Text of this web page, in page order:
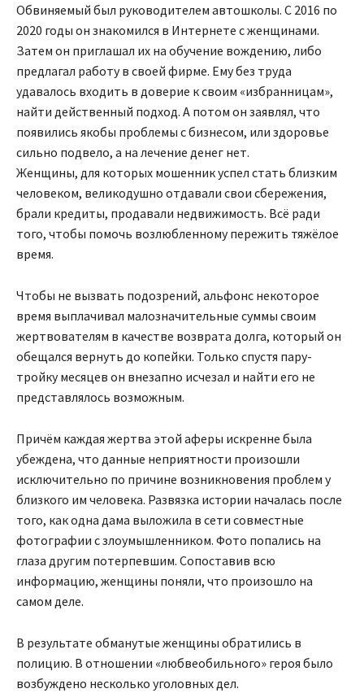
Обвиняемый был руководителем автошколы. С 2016 по
2020 годы он знакомился в Интернете с женщинами.
Затем он приглашал их на обучение вождению, либо
предлагал работу в своей фирме. Ему без труда
удавалось входить в доверие к своим «избранницам»,
найти действенный подход. А потом он заявлял, что
появились якобы проблемы с бизнесом, или здоровье
сильно подвело, а на лечение денег нет.
Женщины, для которых мошенник успел стать близким
человеком, великодушно отдавали свои сбережения,
брали кредиты, продавали недвижимость. Всё ради
того, чтобы помочь возлюбленному пережить тяжёлое
время.
Чтобы не вызвать подозрений, альфонс некоторое
время выплачивал малозначительные суммы своим
жертвователям в качестве возврата долга, который он
обещался вернуть до копейки. Только спустя пару-
тройку месяцев он внезапно исчезал и найти его не
представлялось возможным.
Причём каждая жертва этой аферы искренне была
убеждена, что данные неприятности произошли
исключительно по причине возникновения проблем у
близкого им человека. Развязка истории началась после
того, как одна дама выложила в сети совместные
фотографии с злоумышленником. Фото попались на
глаза другим потерпевшим. Сопоставив всю
информацию, женщины поняли, что произошло на
самом деле.
В результате обманутые женщины обратились в
полицию. В отношении «любвеобильного» героя было
возбуждено несколько уголовных дел.